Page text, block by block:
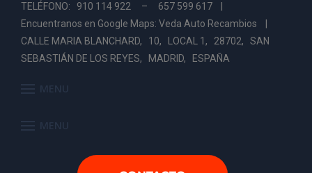
TELÉFONO: 910 114 922 – 657 599 617 |
Encuentranos en Google Maps: Veda Auto Recambios
CALLE MARIA BLANCHARD, 10, LOCAL 1, 28702, SAN
SEBASTIÁN DE LOS REYES, MADRID, ESPAÑA
MENU
MENU